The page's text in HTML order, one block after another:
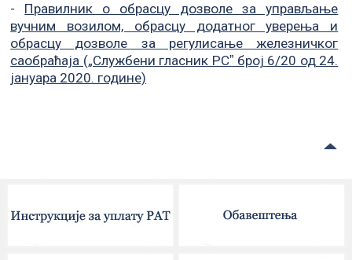
- Правилник о обрасцу дозволе за управљање
вучним возилом, обрасцу додатног уверења и
обрасцу дозволе за регулисање железничког
саобраћаја („Службени гласник РСˮ број 6/20 од 24.
јануара 2020. године)